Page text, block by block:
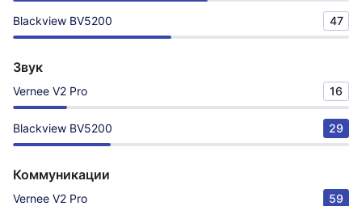
Blackview BV5200 47
Звук
Vernee V2 Pro 16
Blackview BV5200 29
Коммуникации
Vernee V2 Pro 59